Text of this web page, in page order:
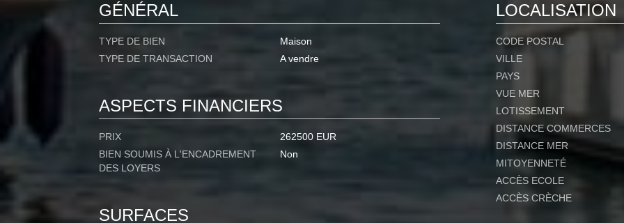
GÉNÉRAL
TYPE DE BIEN
Maison
TYPE DE TRANSACTION
A vendre
LOCALISATION
CODE POSTAL
VILLE
PAYS
VUE MER
LOTISSEMENT
DISTANCE COMMERCES
DISTANCE MER
MITOYENNETÉ
ACCÈS ECOLE
ACCÈS CRÈCHE
ASPECTS FINANCIERS
PRIX
262500 EUR
BIEN SOUMIS À L'ENCADREMENT
DES LOYERS
Non
SURFACES